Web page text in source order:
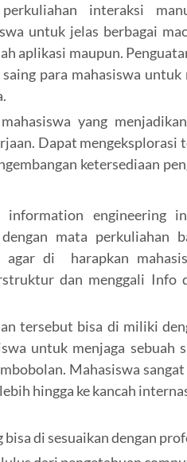
interaksi
untuk jelas berbagai
aplikasi maupun.
para mahasiswa
yang
Dapat mengeksplorasi
ketersediaan
information engineering
mata perkuliahan
agar di harapkan
dan menggali Info
tersebut bisa di miliki
untuk menjaga sebuah
Mahasiswa
hingga ke kancah
di sesuaikan dengan